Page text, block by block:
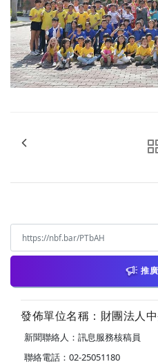
推
發佈單位名稱：財團法人
新聞聯絡人：訊息服務核稿員
聯絡電話：02-25051180